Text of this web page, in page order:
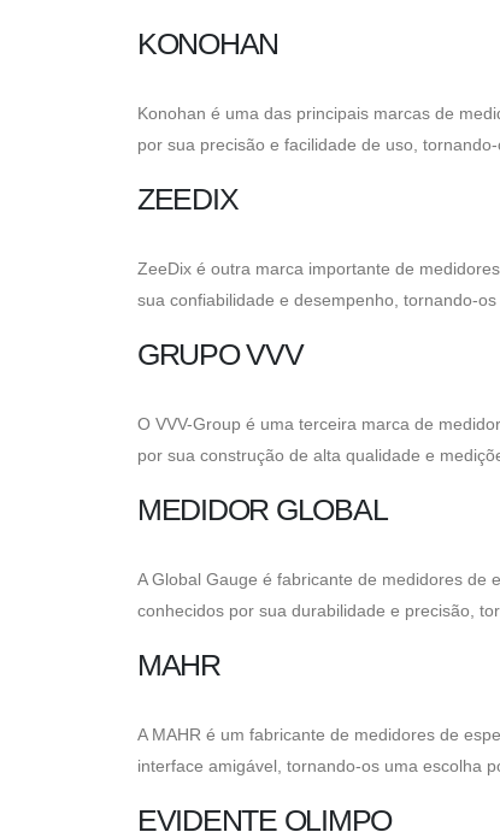
KONOHAN
Konohan é uma das principais marcas de
por sua precisão e facilidade de uso,
ZEEDIX
ZeeDix é outra marca importante de
sua confiabilidade e desempenho, tornando-
GRUPO VVV
O VVV-Group é uma terceira marca de
por sua construção de alta qualidade e
MEDIDOR GLOBAL
A Global Gauge é fabricante de medidores de
conhecidos por sua durabilidade e precisão,
MAHR
A MAHR é um fabricante de medidores de
interface amigável, tornando-os uma escolha
EVIDENTE OLIMPO